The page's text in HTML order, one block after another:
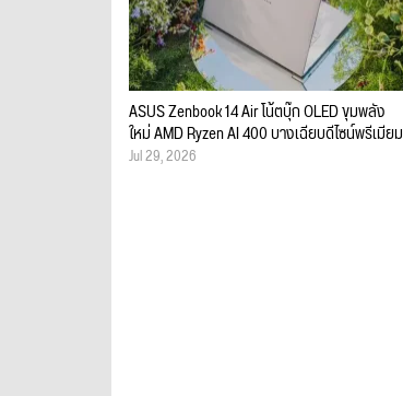
ASUS Zenbook 14 Air โน้ตบุ๊ก OLED ขุมพลัง
ใหม่ AMD Ryzen AI 400 บางเฉียบดีไซน์พรีเมียม
Jul 29, 2026